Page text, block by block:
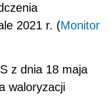
2021 r. (Monitor
z dnia 18 maja
waloryzacji